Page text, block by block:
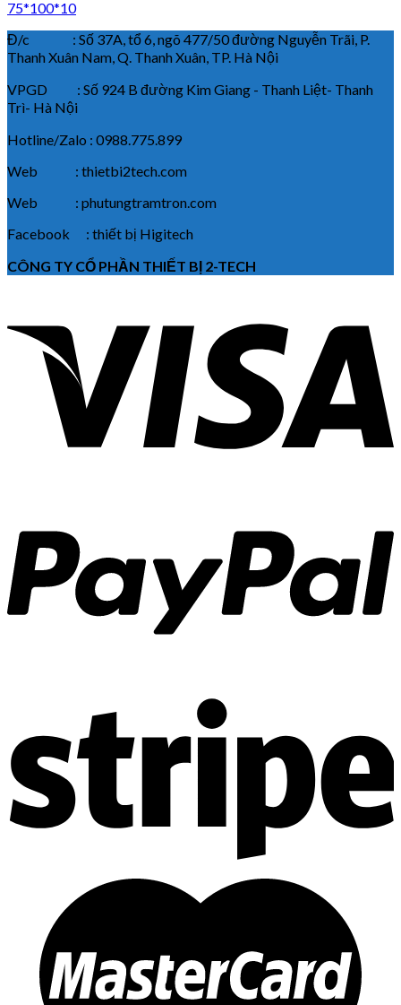
75*100*10
Đ/c : Số 37A, tổ 6, ngõ 477/50 đường Nguyễn Trãi, P.
Thanh Xuân Nam, Q. Thanh Xuân, TP. Hà Nội
VPGD : Số 924 B đường Kim Giang - Thanh Liệt- Thanh
Trì- Hà Nội
Hotline/Zalo : 0988.775.899
Web : thietbi2tech.com
Web : phutungtramtron.com
Facebook : thiết bị Higitech
CÔNG TY CỔ PHẦN THIẾT BỊ 2-TECH